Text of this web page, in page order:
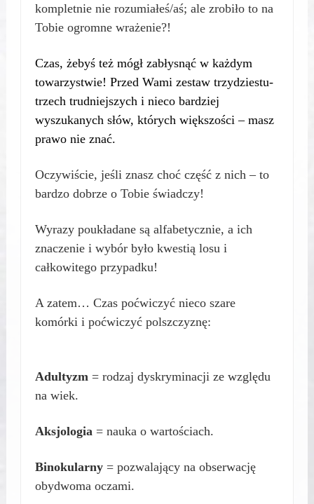
kompletnie nie rozumiałeś/aś; ale zrobiło to na
Tobie ogromne wrażenie?!
Czas, żebyś też mógł zabłysnąć w każdym
towarzystwie! Przed Wami zestaw trzydziestu-
trzech trudniejszych i nieco bardziej
wyszukanych słów, których większości – masz
prawo nie znać.
Oczywiście, jeśli znasz choć część z nich – to
bardzo dobrze o Tobie świadczy!
Wyrazy poukładane są alfabetycznie, a ich
znaczenie i wybór było kwestią losu i
całkowitego przypadku!
A zatem… Czas poćwiczyć nieco szare
komórki i poćwiczyć polszczyznę:
Adultyzm = rodzaj dyskryminacji ze względu
na wiek.
Aksjologia = nauka o wartościach.
Binokularny= pozwalający na obserwację
obydwoma oczami.